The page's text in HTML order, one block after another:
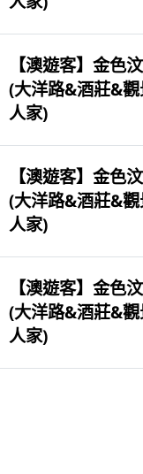
【澳遊客】金色
(大洋路&酒莊&
人家)
【澳遊客】金色
(大洋路&酒莊&
人家)
【澳遊客】金色
(大洋路&酒莊&
人家)